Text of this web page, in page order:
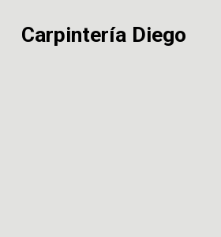
Carpintería Diego